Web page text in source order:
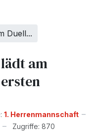
Duell...
am
1. Herrenmannschaft
Zugriffe: 870